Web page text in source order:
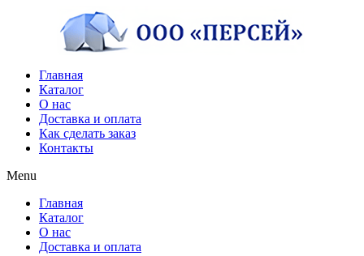
содержимому
Главная
Каталог
О нас
Доставка и оплата
Как сделать заказ
Контакты
Menu
Главная
Каталог
О нас
Доставка и оплата